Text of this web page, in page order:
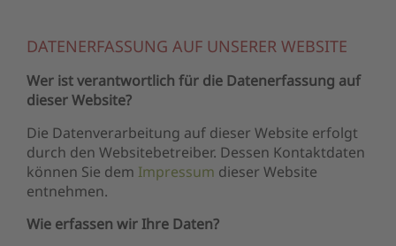
DATENERFASSUNG AUF UNSERER WEBSITE
Wer ist verantwortlich für die Datenerfassung auf
dieser Website?
Die Datenverarbeitung auf dieser Website erfolgt
durch den Websitebetreiber. Dessen Kontaktdaten
können Sie dem Impressum dieser Website
entnehmen.
Wie erfassen wir Ihre Daten?